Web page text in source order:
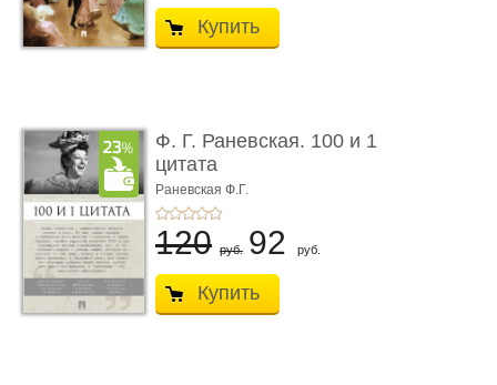
Купить
Ф. Г. Раневская. 100 и 1
цитата
Раневская Ф.Г.
120 руб. 92 руб.
Купить